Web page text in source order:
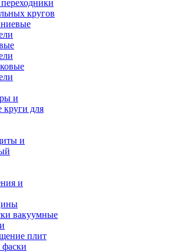
кругов
и
круги для
и
и
вакуумные
плит